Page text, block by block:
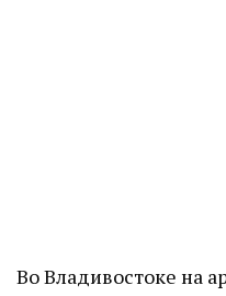
Во Владивостоке на